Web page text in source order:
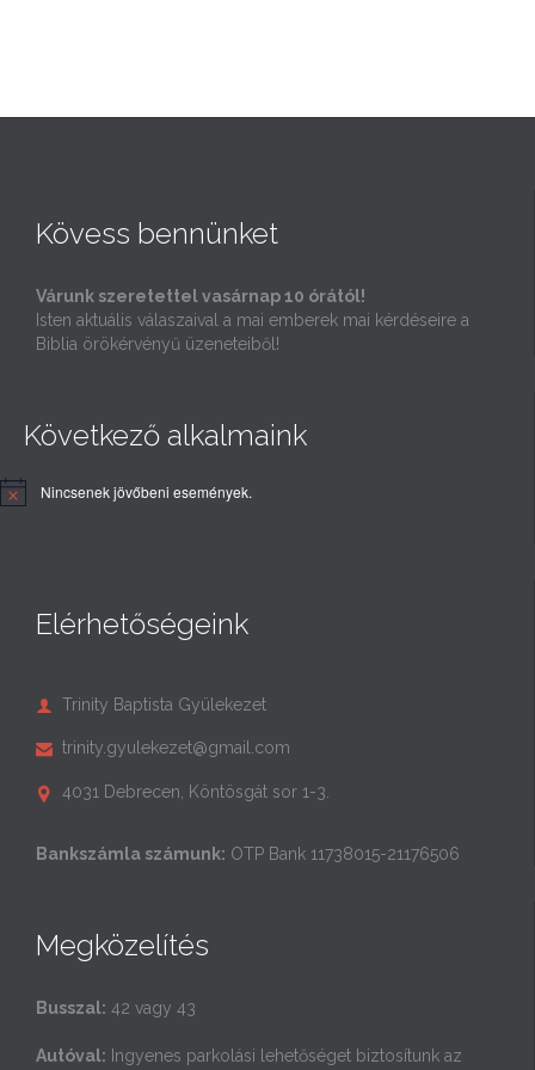
Kövess bennünket
Várunk szeretettel vasárnap 10 órától!
Isten aktuális válaszaival a mai emberek mai kérdéseire a
Biblia örökérvényű üzeneteiből!
Következő alkalmaink
Nincsenek jövőbeni események.
Elérhetőségeink
 Trinity Baptista Gyülekezet
 trinity.gyulekezet@gmail.com
 4031 Debrecen, Köntösgát sor 1-3.
Bankszámla számunk: OTP Bank 11738015-21176506
Megközelítés
Busszal: 42 vagy 43
Autóval: Ingyenes parkolási lehetőséget biztosítunk az